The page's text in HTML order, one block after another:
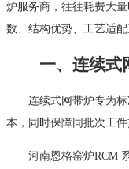
炉服务商，往往耗费大
数、结构优势、工艺适
一、连续式
连续式网带炉专为
本，同时保障同批次工
河南恩格窑炉RCM